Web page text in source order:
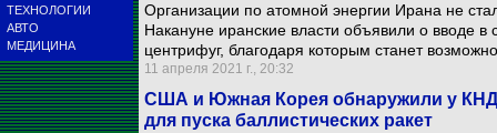
ТЕХНОЛОГИИ
АВТО
МЕДИЦИНА
Организации по атомной энергии Ирана не
Накануне иранские власти объявили о вводе
центрифуг, благодаря которым станет
11 апреля 2021 г., 20:32
США и Южная Корея обнаружили у
для пуска баллистических ракет